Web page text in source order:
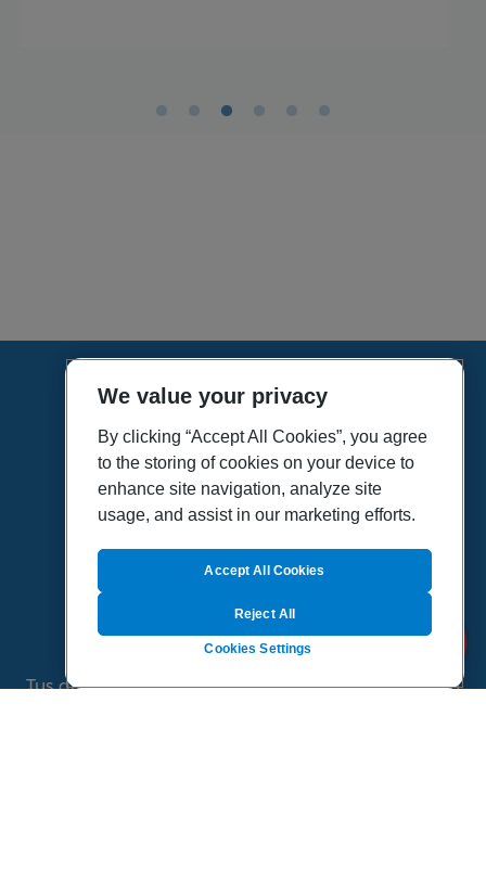
HOME
VÍDEOS
POLÍTICA DE PRIVACIDAD
POLÍTICA DE COOKIES
MAPA DEL SITIO
QUIENES SOMOS
Tus dudas de salud es un proyecto de Sanitas, todo
We value your privacy
By clicking “Accept All Cookies”, you agree
to the storing of cookies on your device to
enhance site navigation, analyze site
usage, and assist in our marketing efforts.
Cookies Settings
Reject All
Accept All Cookies